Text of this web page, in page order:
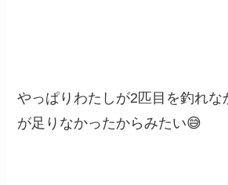
やっぱりわたしが2匹目を釣れな
が足りなかったからみたい😅